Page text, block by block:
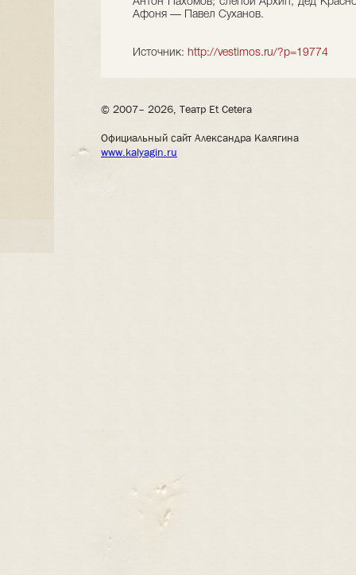
Афоня — Павел Суханов.
Источник: http://vestimos.ru/?p=19774
© 2007– 2026, Театр Et Cetera
Официальный сайт Александра Калягина
www.kalyagin.ru